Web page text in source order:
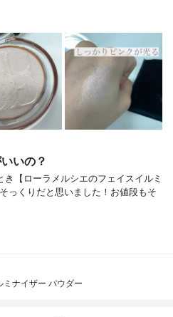
いの？
【ローラメルシエのフェイスイルミ
っくりだと思いました！お値段もそ
ミナイザー パウダー